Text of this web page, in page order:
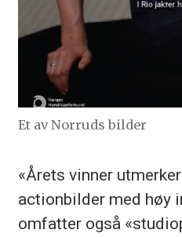
Et av Norruds bilder
«Årets vinner
actionbilder med høy
omfatter også